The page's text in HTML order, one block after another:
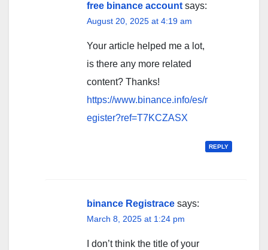
free binance account says:
August 20, 2025 at 4:19 am
Your article helped me a lot,
is there any more related
content? Thanks!
https://www.binance.info/es/r
egister?ref=T7KCZASX
REPLY
binance Registrace says:
March 8, 2025 at 1:24 pm
I don’t think the title of your